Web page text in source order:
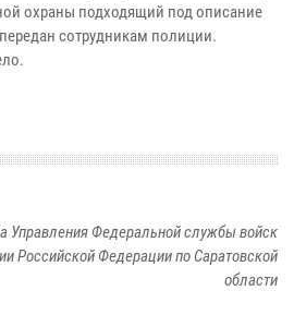
охраны подходящий под описание
сотрудникам полиции.
Управления Федеральной службы войск
Российской Федерации по Саратовской
области